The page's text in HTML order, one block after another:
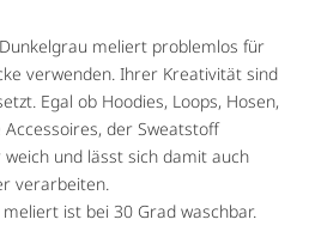
meliert problemlos für
verwenden. Ihrer Kreativität sind
Egal ob Hoodies, Loops, Hosen,
der Sweatstoff
und lässt sich damit auch
verarbeiten.
ist bei 30 Grad waschbar.